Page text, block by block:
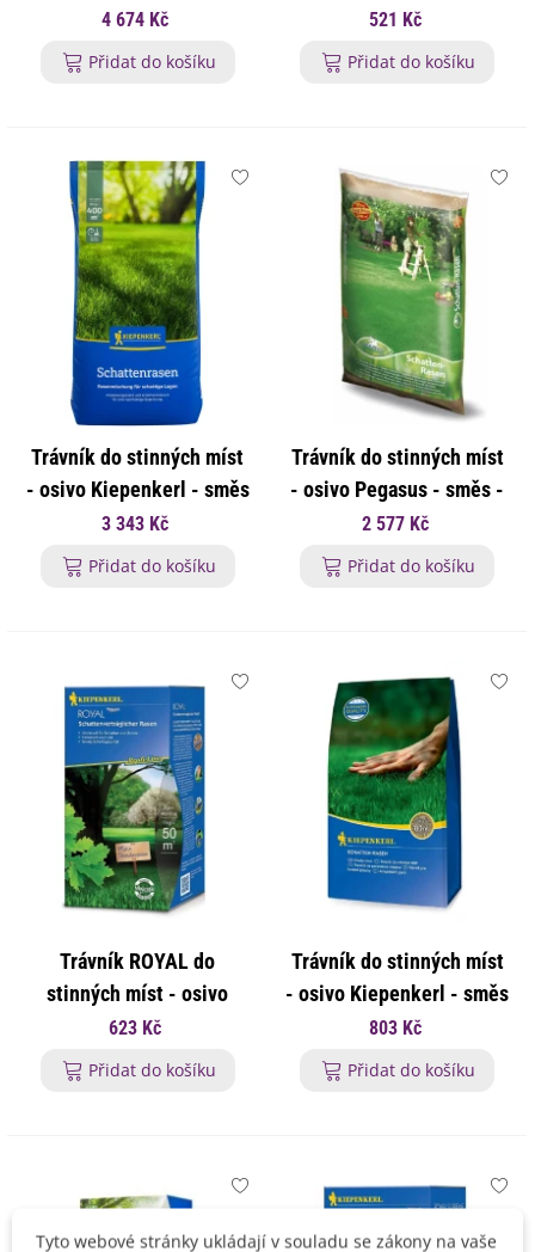
Kiepenkerl - 10 kg
4 674 Kč
Přidat do košíku
osivo Kiepenkerl - směs -
1 kg
521 Kč
Přidat do košíku
Trávník do stinných míst
- osivo Kiepenkerl - směs
- 10 kg
3 343 Kč
Přidat do košíku
Trávník do stinných míst
- osivo Pegasus - směs -
10 kg
2 577 Kč
Přidat do košíku
Trávník ROYAL do
stinných míst - osivo
Kiepenkerl - směs - 1 kg
623 Kč
Přidat do košíku
Trávník do stinných míst
- osivo Kiepenkerl - směs
- 2 kg
803 Kč
Přidat do košíku
Tyto webové stránky ukládají v souladu se zákony na vaše